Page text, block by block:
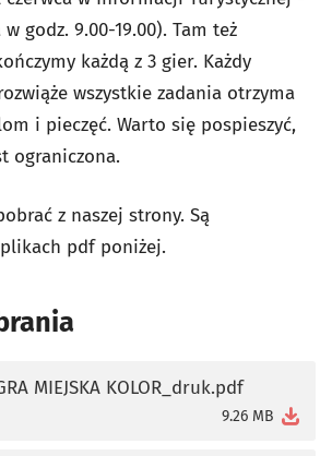
godz. 9.00-19.00). Tam też
każdą z 3 gier. Każdy
wszystkie zadania otrzyma
i pieczęć. Warto się pospieszyć,
ograniczona.
z naszej strony. Są
pdf poniżej.
MIEJSKA KOLOR_druk.pdf
9.26 MB